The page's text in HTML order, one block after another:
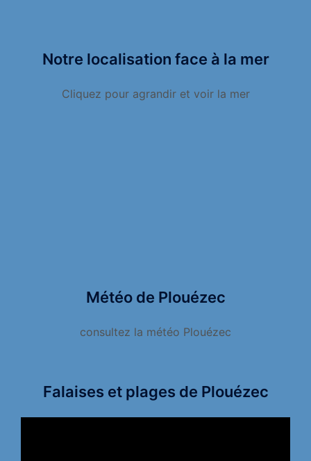
Notre localisation face à la mer
Cliquez pour agrandir et voir la mer
Météo de Plouézec
consultez la météo Plouézec
Falaises et plages de Plouézec